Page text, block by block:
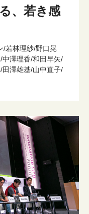
、若き感
/若林理紗/野口晃
澤理香/和田早矢/
澤雄基/山中直子/